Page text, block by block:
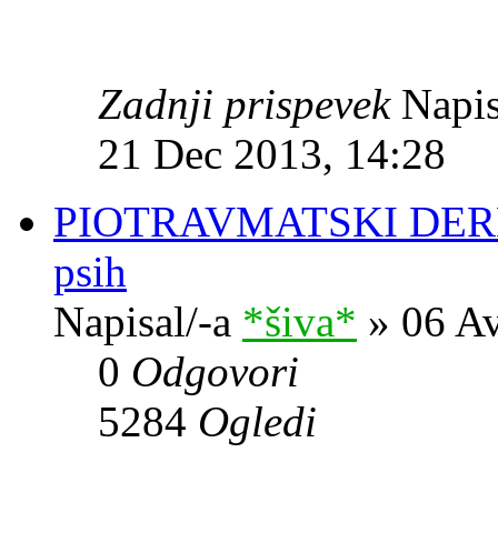
Zadnji prispevek
21 Dec 2013, 14:28
PIOTRAVMATSKI
psih
Napisal/-a *šiva* » 06
0 Odgovori
5284 Ogledi